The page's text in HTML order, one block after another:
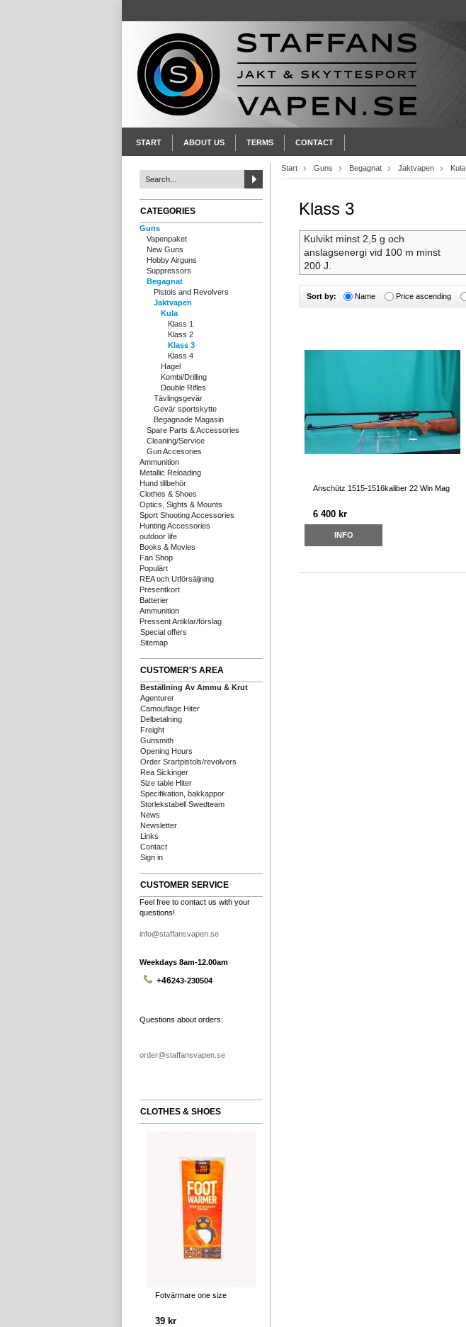
START ABOUT US TERMS CONTACT
CATEGORIES
Guns
Vapenpaket
New Guns
Hobby Airguns
Suppressors
Begagnat
Pistols and Revolvers
Jaktvapen
Kula
Klass 1
Klass 2
Klass 3
Klass 4
Hagel
Kombi/Drilling
Double Rifles
Tävlingsgevär
Gevär sportskytte
Begagnade Magasin
Spare Parts & Accessories
Cleaning/Service
Gun Accesories
Ammunition
Metallic Reloading
Hund tillbehör
Clothes & Shoes
Optics, Sights & Mounts
Sport Shooting Accessories
Hunting Accessories
outdoor life
Books & Movies
Fan Shop
Populärt
REA och Utförsäljning
Presentkort
Batterier
Ammunition
Pressent Artiklar/förslag
Special offers
Sitemap
CUSTOMER'S AREA
Beställning Av Ammu & Krut
Agenturer
Camouflage Hiter
Delbetalning
Freight
Gunsmith
Opening Hours
Order Srartpistols/revolvers
Rea Sickinger
Size table Hiter
Specifikation, bakkappor
Storlekstabell Swedteam
News
Newsletter
Links
Contact
Sign in
CUSTOMER SERVICE
Feel free to contact us with your
questions!
info@staffansvapen.se
Weekdays 8am-12.00am
+46243-230504
Questions about orders:
order@staffansvapen.se
CLOTHES & SHOES
Fotvärmare one size
39 kr
Start Guns Begagnat Jaktvapen Kula
Klass 3
Kulvikt minst 2,5 g och
anslagsenergi vid 100 m minst
200 J.
Sort by: Name Price ascending
Anschütz 1515-1516kaliber 22 Win Mag
6 400 kr
INFO